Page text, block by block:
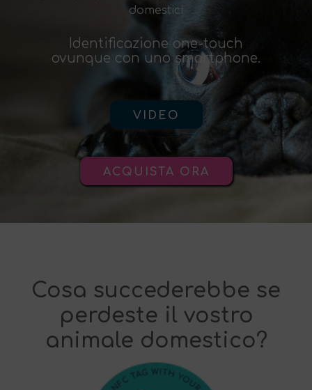
domestici
Identificazione one-touch
ovunque con uno smartphone.
VIDEO
ACQUISTA ORA
Cosa succederebbe se
perdeste il vostro
animale domestico?